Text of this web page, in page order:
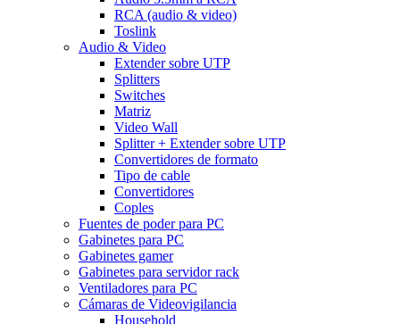
RCA (audio & video)
Toslink
Audio & Video
Extender sobre UTP
Splitters
Switches
Matriz
Video Wall
Splitter + Extender sobre UTP
Convertidores de formato
Tipo de cable
Convertidores
Coples
Fuentes de poder para PC
Gabinetes para PC
Gabinetes gamer
Gabinetes para servidor rack
Ventiladores para PC
Cámaras de Videovigilancia
Household